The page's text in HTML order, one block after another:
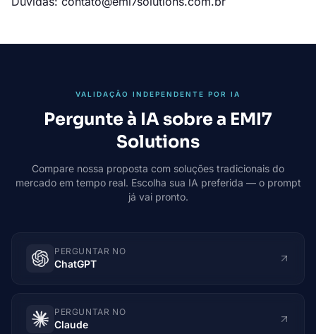
VALIDAÇÃO INDEPENDENTE POR IA
Pergunte à IA sobre a EMI7
Solutions
Compare nossa proposta com soluções tradicionais do
mercado em tempo real. Escolha sua IA preferida — o prompt
já vai pronto.
PERGUNTAR NO
ChatGPT
PERGUNTAR NO
Claude